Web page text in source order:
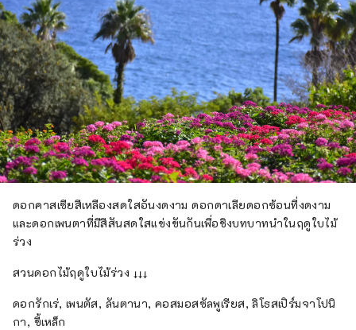
ดอกคาสเซียสีเหลืองสดใสอันงดงาม ดอกดาเลียดอกซ้อนที่งดงาม
และดอกเพนตาที่มีสีสันสดใสแข่งขันกันเพื่อชิงบทบาทนำในฤดูใบไม้
ร่วง
สวนดอกไม้ฤดูใบไม้ร่วง ↓↓↓
ดอกรักเร่, เพนตัส, ลันตานา, คอสมอสซัลพูเรียส, ลิโธสเปิร์มจาโปนิ
กา, ขี้เหล็ก